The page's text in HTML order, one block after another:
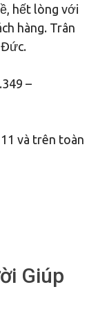
hết lòng với
hàng. Trân
Đức.
–
và trên toàn
Giúp